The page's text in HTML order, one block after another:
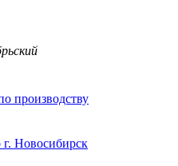
производству
Новосибирск